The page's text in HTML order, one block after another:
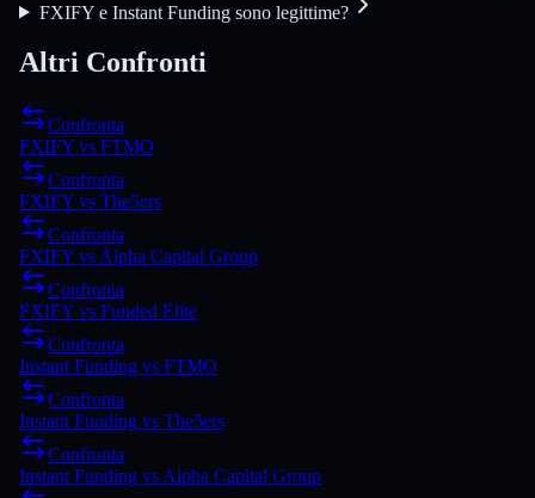
FXIFY e Instant Funding sono legittime?
Altri Confronti
Confronta
FXIFY vs FTMO
Confronta
FXIFY vs The5ers
Confronta
FXIFY vs Alpha Capital Group
Confronta
FXIFY vs Funded Elite
Confronta
Instant Funding vs FTMO
Confronta
Instant Funding vs The5ers
Confronta
Instant Funding vs Alpha Capital Group